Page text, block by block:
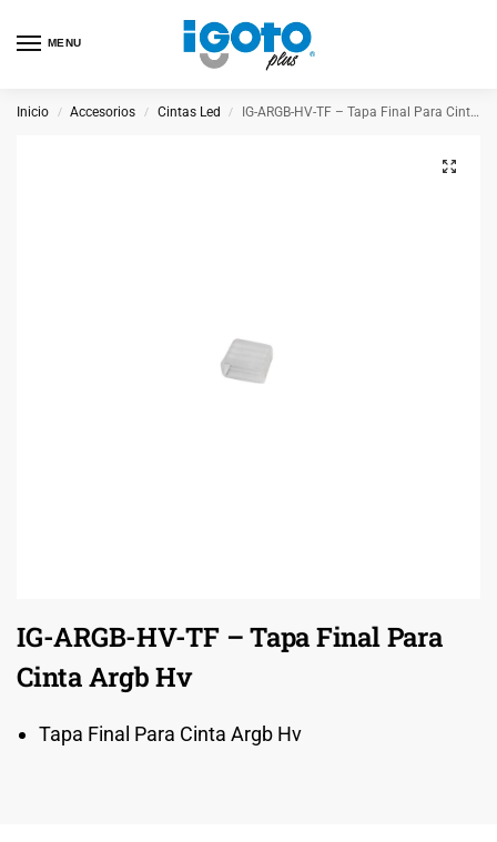
MENU
Inicio / Accesorios / Cintas Led / IG-ARGB-HV-TF – Tapa Final Para Cinta Argb Hv
IG-ARGB-HV-TF – Tapa Final Para
Cinta Argb Hv
Tapa Final Para Cinta Argb Hv